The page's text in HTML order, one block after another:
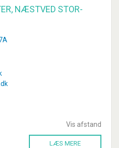
NÆSTVED STOR-
Vis afstand
LÆS MERE